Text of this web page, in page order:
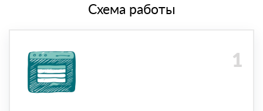
Схема работы